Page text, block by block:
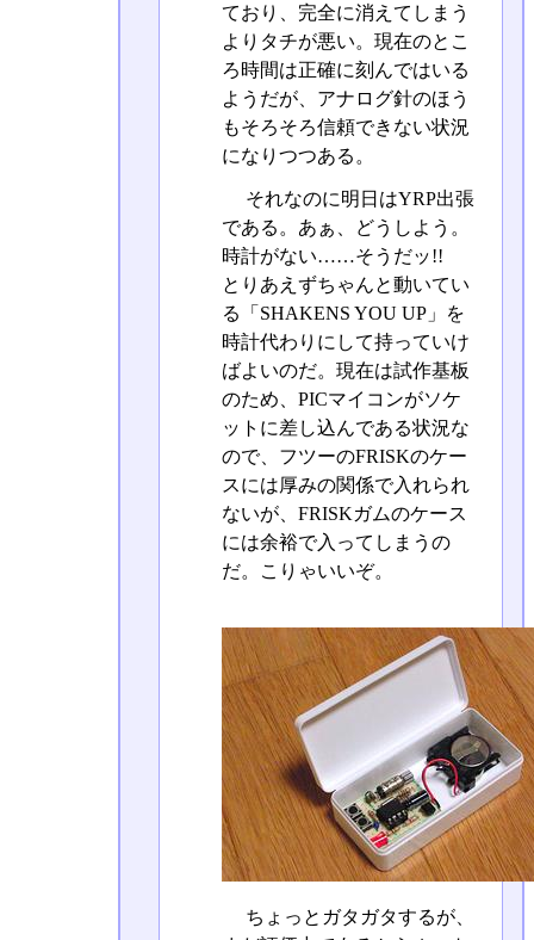
ており、完全に消えてしまう
よりタチが悪い。現在のとこ
ろ時間は正確に刻んではいる
ようだが、アナログ針のほう
もそろそろ信頼できない状況
になりつつある。
それなのに明日はYRP出張
である。あぁ、どうしよう。
時計がない……そうだッ!!
とりあえずちゃんと動いてい
る「SHAKENS YOU UP」を
時計代わりにして持っていけ
ばよいのだ。現在は試作基板
のため、PICマイコンがソケ
ットに差し込んである状況な
ので、フツーのFRISKのケー
スには厚みの関係で入れられ
ないが、FRISKガムのケース
には余裕で入ってしまうの
だ。こりゃいいぞ。
ちょっとガタガタするが、